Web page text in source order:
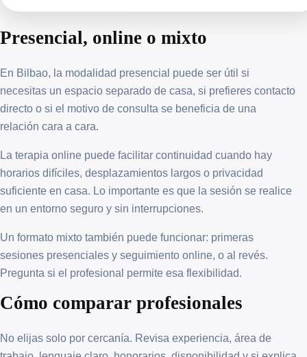
Presencial, online o mixto
En Bilbao, la modalidad presencial puede ser útil si
necesitas un espacio separado de casa, si prefieres contacto
directo o si el motivo de consulta se beneficia de una
relación cara a cara.
La terapia online puede facilitar continuidad cuando hay
horarios difíciles, desplazamientos largos o privacidad
suficiente en casa. Lo importante es que la sesión se realice
en un entorno seguro y sin interrupciones.
Un formato mixto también puede funcionar: primeras
sesiones presenciales y seguimiento online, o al revés.
Pregunta si el profesional permite esa flexibilidad.
Cómo comparar profesionales
No elijas solo por cercanía. Revisa experiencia, área de